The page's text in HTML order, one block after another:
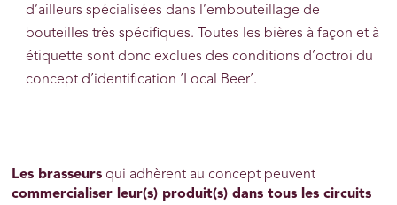
d’ailleurs spécialisées dans l’embouteillage de
bouteilles très spécifiques. Toutes les bières à façon et à
étiquette sont donc exclues des conditions d’octroi du
concept d’identification ‘Local Beer’.
Les brasseurs qui adhèrent au concept peuvent
commercialiser leur(s) produit(s) dans tous les circuits